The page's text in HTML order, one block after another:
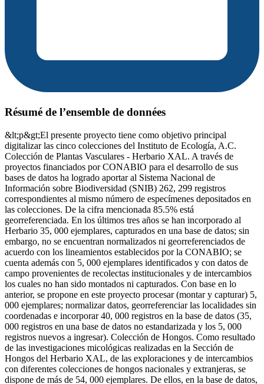
Résumé de l’ensemble de données
&lt;p&gt;El presente proyecto tiene como objetivo principal
digitalizar las cinco colecciones del Instituto de Ecología, A.C.
Colección de Plantas Vasculares - Herbario XAL. A través de
proyectos financiados por CONABIO para el desarrollo de sus
bases de datos ha logrado aportar al Sistema Nacional de
Información sobre Biodiversidad (SNIB) 262, 299 registros
correspondientes al mismo número de especímenes depositados en
las colecciones. De la cifra mencionada 85.5% está
georreferenciada. En los últimos tres años se han incorporado al
Herbario 35, 000 ejemplares, capturados en una base de datos; sin
embargo, no se encuentran normalizados ni georreferenciados de
acuerdo con los lineamientos establecidos por la CONABIO; se
cuenta además con 5, 000 ejemplares identificados y con datos de
campo provenientes de recolectas institucionales y de intercambios
los cuales no han sido montados ni capturados. Con base en lo
anterior, se propone en este proyecto procesar (montar y capturar) 5,
000 ejemplares; normalizar datos, georreferenciar las localidades sin
coordenadas e incorporar 40, 000 registros en la base de datos (35,
000 registros en una base de datos no estandarizada y los 5, 000
registros nuevos a ingresar). Colección de Hongos. Como resultado
de las investigaciones micológicas realizadas en la Sección de
Hongos del Herbario XAL, de las exploraciones y de intercambios
con diferentes colecciones de hongos nacionales y extranjeras, se
dispone de más de 54, 000 ejemplares. De ellos, en la base de datos,